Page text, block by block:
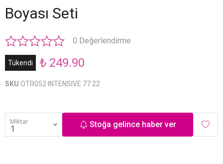
Boyası Seti
0 Değerlendirme
Tükendi ₺ 249.90
SKU OTR052 INTENSIVE 77.22
Miktar Stoğa gelince haber ver